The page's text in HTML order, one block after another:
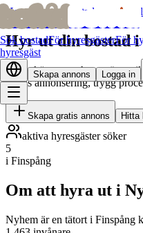
bofridbofrid
Sök bostadFör hyresgästerFör
hyresgäst
Skapa annons Logga in
Hem/ Hyr ut bostad
Hyr ut din bostad i
Hitta skötsamma hyresgäster
Gratis annonsering, trygg
Skapa gratis annons Hitta
aktiva hyresgäster söker
5
i Finspång
Om att hyra ut i
Nyhem är en tätort i Finspång